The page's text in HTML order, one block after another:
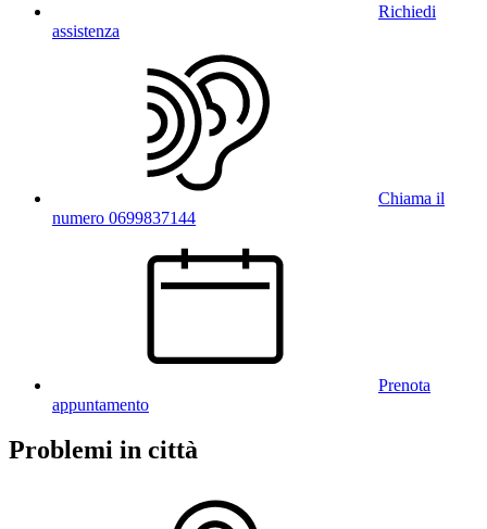
Richiedi
assistenza
Chiama il
numero 0699837144
Prenota
appuntamento
Problemi in città